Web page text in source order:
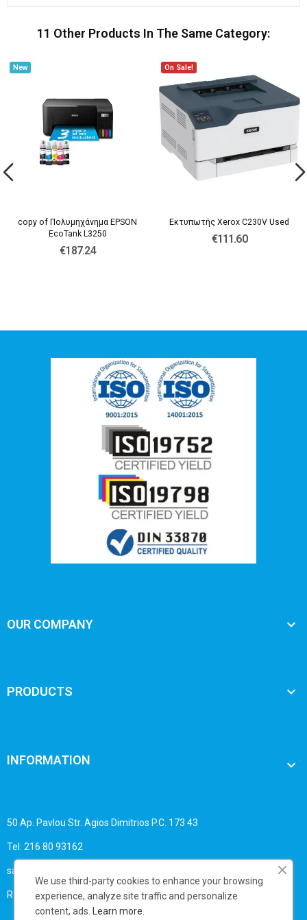
11 Other Products In The Same Category:
New
copy of Πολυμηχάνημα EPSON
EcoTank L3250
€187.24
On Sale!
Εκτυπωτής Xerox C230V Used
€111.60
OUR COMPANY 
PRODUCTS 
INFORMATION 
50 Ap. Pavlou Str. Agios Dimitrios P.C. 173 43
Tel: 216 80 93162
sales@business-print.gr
Registry No.: 1393909030
We use third-party cookies to enhance your browsing
experience, analyze site traffic and personalize
content, ads. Learn more.